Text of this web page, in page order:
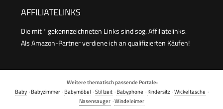
AFFILIATELINKS
Die mit * gekennzeichneten Links sind sog. Affiliatelinks.
Als Amazon-Partner verdiene ich an qualifizierten Käufen!
Weitere thematisch passende Portale:
Baby·Babyzimmer·Babymöbel ·Stillzeit·Babyphone ·Kindersitz·Wickeltasche ·
Nasensauger·Windeleimer